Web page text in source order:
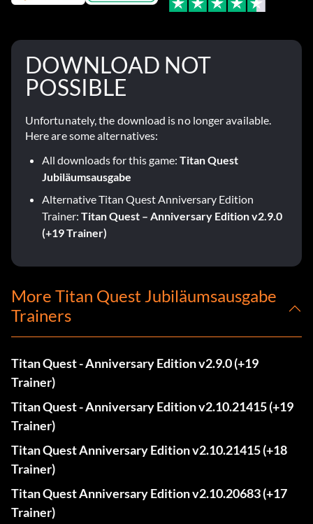
DOWNLOAD NOT
POSSIBLE
Unfortunately, the download is no longer available.
Here are some alternatives:
All downloads for this game: Titan Quest
Jubiläumsausgabe
Alternative Titan Quest Anniversary Edition
Trainer: Titan Quest – Anniversary Edition v2.9.0
(+19 Trainer)
More Titan Quest Jubiläumsausgabe
Trainers
Titan Quest - Anniversary Edition v2.9.0 (+19
Trainer)
Titan Quest - Anniversary Edition v2.10.21415 (+19
Trainer)
Titan Quest Anniversary Edition v2.10.21415 (+18
Trainer)
Titan Quest Anniversary Edition v2.10.20683 (+17
Trainer)